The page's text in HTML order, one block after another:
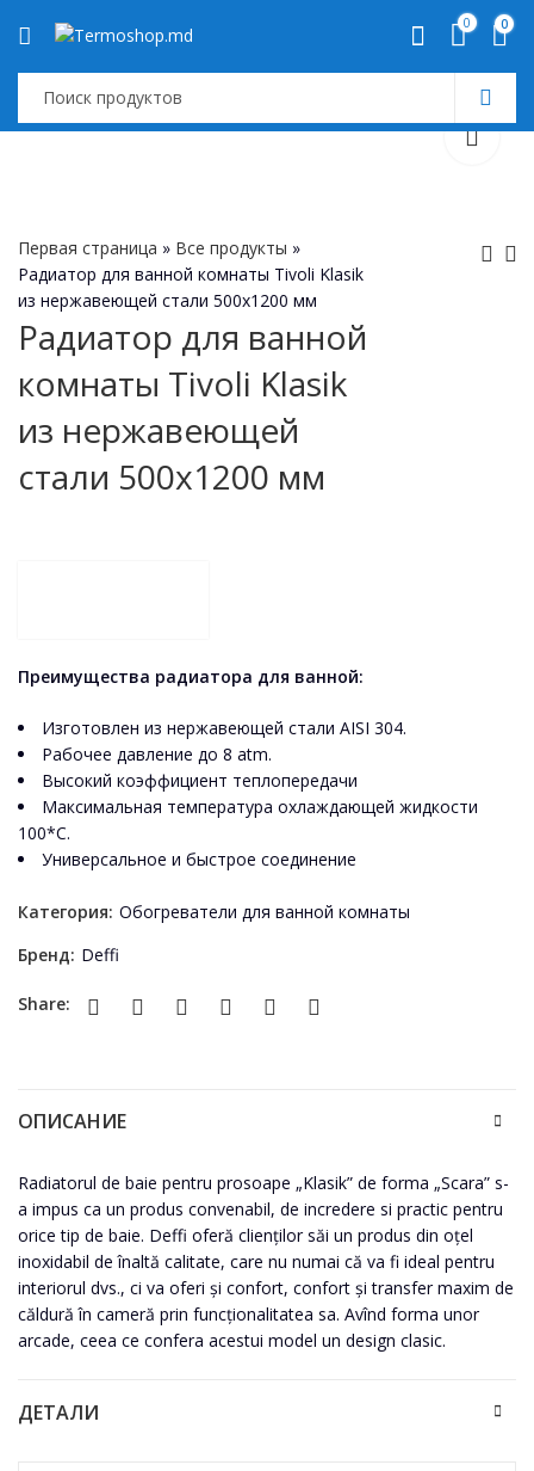
0 0
Первая страница » Все продукты »
Pадиатор для ванной комнаты Tivoli Klasik
из нержавеющей стали 500х1200 мм
Pадиатор для ванной
комнаты Tivoli Klasik
из нержавеющей
стали 500х1200 мм
Radiator de baie inox
Klasik Tivoli 500x1000
mm
Radiator de baie inox
Klasik Tivoli 500x1400
Преимущества радиатора для ванной:
Изготовлен из нержавеющей стали AISI 304.
Рабочее давление до 8 atm.
Высокий коэффициент теплопередачи
Максимальная температура охлаждающей жидкости
100*С.
Универсальное и быстрое соединение
Категория: Обогреватели для ванной комнаты
Бренд: Deffi
Share:
ОПИСАНИЕ
Radiatorul de baie pentru prosoape „Klasik” de forma „Scara” s-
a impus ca un produs convenabil, de incredere si practic pentru
orice tip de baie. Deffi oferă clienților săi un produs din oțel
inoxidabil de înaltă calitate, care nu numai că va fi ideal pentru
interiorul dvs., ci va oferi și confort, confort și transfer maxim de
căldură în cameră prin funcționalitatea sa. Avînd forma unor
arcade, ceea ce confera acestui model un design clasic.
ДЕТАЛИ